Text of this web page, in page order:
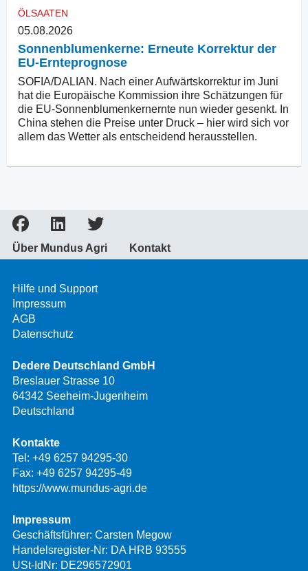
ÖLSAATEN
05.08.2026
Sonnenblumenkerne: Erneute Korrektur der
EU-Ernteprognose
SOFIA/DALIAN. Nach einer Aufwärtskorrektur im Juni
hat die Europäische Kommission ihre Schätzungen für
die EU-Sonnenblumenkernernte nun wieder gesenkt. In
China stehen die Preise unter Druck – hier wird sich vor
allem das Wetter als entscheidend herausstellen.
Über Mundus Agri Kontakt
Hilfe und Support
Impressum
AGB
Datenschutz
Dedere Deutschland GmbH
Breslauer Strasse 10
64342 Seeheim-Jugenheim
Deutschland
Kontakte
Tel: +49 6257 94295-30
Fax: +49 6257 94295-49
https://www.mundus-agri.de
Impressum
Geschäftsführer: Carsten Megow
Handelsregister-Nr: DA HRB 93555
USt-IdNr: DE296572901